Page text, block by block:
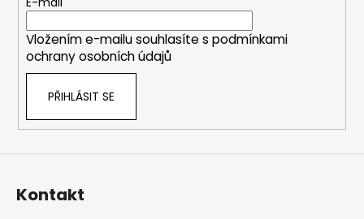
Vložením e-mailu souhlasíte s podmínkami
ochrany osobních údajů
PŘIHLÁSIT SE
Kontakt